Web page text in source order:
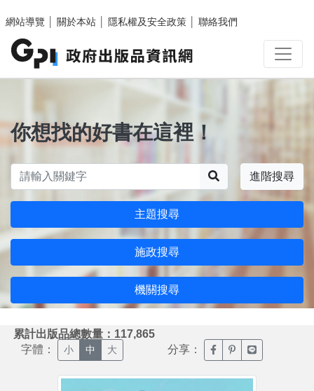
網站導覽
關於本站 隱私權及安全政策 聯絡我們
你想找的好書在這裡！
進階搜尋
主題搜尋
施政搜尋
機關搜尋
累計出版品總數量：117,865
字體： 小 中 大 分享： 臉書分享(另開新視窗)
噗浪分享(另開新
Line分享(另